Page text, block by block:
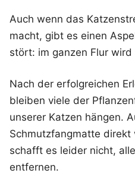
Auch wenn das
macht, gibt es einen
stört: im ganzen Flur
Nach der erfolgreichen
bleiben viele der
unserer Katzen hängen.
Schmutzfangmatte direkt
schafft es leider nicht,
entfernen.